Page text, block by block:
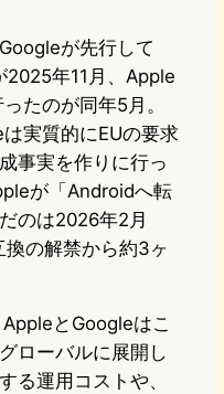
が先行して
年11月、Apple
たのが同年5月。
実質的にEUの要求
事実を作りに行っ
が「Androidへ転
のは2026年2月
の解禁から約3ヶ
とGoogleはこ
ローバルに展開し
る運用コストや、